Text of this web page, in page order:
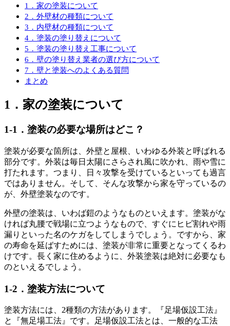
1．家の塗装について
2．外壁材の種類について
3．内壁材の種類について
4．塗装の塗り替えについて
5．塗装の塗り替え工事について
6．壁の塗り替え業者の選び方について
7．壁と塗装へのよくある質問
まとめ
1．家の塗装について
1-1．塗装の必要な場所はどこ？
塗装が必要な箇所は、外壁と屋根、いわゆる外装と呼ばれる
部分です。外装は毎日太陽にさらされ風に吹かれ、雨や雪に
打たれます。つまり、日々攻撃を受けているといっても過言
ではありません。そして、そんな攻撃から家を守っているの
が、外壁塗装なのです。
外壁の塗装は、いわば鎧のようなものといえます。塗装がな
ければ丸腰で戦場に立つようなもので、すぐにヒビ割れや雨
漏りといった名のケガをしてしまうでしょう。ですから、家
の寿命を延ばすためには、塗装が非常に重要となってくるわ
けです。長く家に住めるように、外装塗装は絶対に必要なも
のといえるでしょう。
1-2．塗装方法について
塗装方法には、2種類の方法があります。『足場仮設工法』
と『無足場工法』です。足場仮設工法とは、一般的な工法